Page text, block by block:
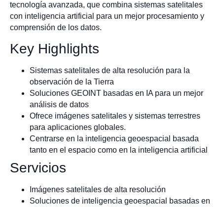
tecnología avanzada, que combina sistemas satelitales
con inteligencia artificial para un mejor procesamiento y
comprensión de los datos.
Key Highlights
Sistemas satelitales de alta resolución para la
observación de la Tierra
Soluciones GEOINT basadas en IA para un mejor
análisis de datos
Ofrece imágenes satelitales y sistemas terrestres
para aplicaciones globales.
Centrarse en la inteligencia geoespacial basada
tanto en el espacio como en la inteligencia artificial
Servicios
Imágenes satelitales de alta resolución
Soluciones de inteligencia geoespacial basadas en